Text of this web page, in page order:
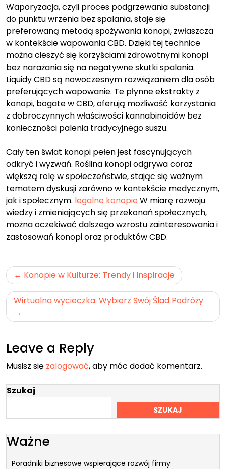
Waporyzacja, czyli proces podgrzewania substancji
do punktu wrzenia bez spalania, staje się
preferowaną metodą spożywania konopi, zwłaszcza
w kontekście wapowania CBD. Dzięki tej technice
można cieszyć się korzyściami zdrowotnymi konopi
bez narażania się na negatywne skutki spalania.
Liquidy CBD są nowoczesnym rozwiązaniem dla osób
preferujących wapowanie. Te płynne ekstrakty z
konopi, bogate w CBD, oferują możliwość korzystania
z dobroczynnych właściwości kannabinoidów bez
konieczności palenia tradycyjnego suszu.
Cały ten świat konopi pełen jest fascynujących
odkryć i wyzwań. Roślina konopi odgrywa coraz
większą rolę w społeczeństwie, stając się ważnym
tematem dyskusji zarówno w kontekście medycznym,
jak i społecznym. legalne konopieW miarę rozwoju
wiedzy i zmieniających się przekonań społecznych,
można oczekiwać dalszego wzrostu zainteresowania i
zastosowań konopi oraz produktów CBD.
Nawigacja
wpisu
Konopie w Kulturze: Trendy i Inspiracje
Wirtualna wycieczka: Wybierz Swój Ślad Podróży
Leave a Reply
Musisz się zalogować, aby móc dodać komentarz.
Szukaj
SZUKAJ
Ważne
Poradniki biznesowe wspierające rozwój firmy